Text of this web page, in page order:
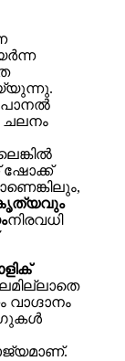
പാനൽ
ചലനം
ഷോക്ക്
നിരവധി